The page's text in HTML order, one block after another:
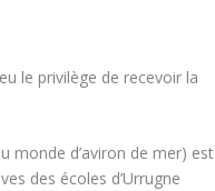
le privilège de recevoir la
monde d’aviron de mer) est
des écoles d’Urrugne